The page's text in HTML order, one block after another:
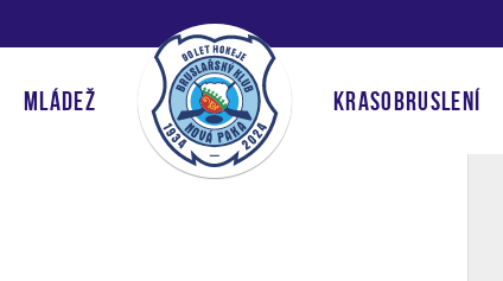
MLÁDEŽ KRASOBRUSLENÍ